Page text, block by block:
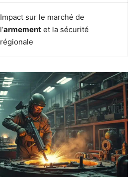
Impact sur le marché de
l’armement et la sécurité
régionale